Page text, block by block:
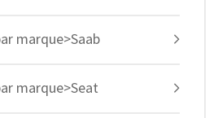
marque>Saab
marque>Seat